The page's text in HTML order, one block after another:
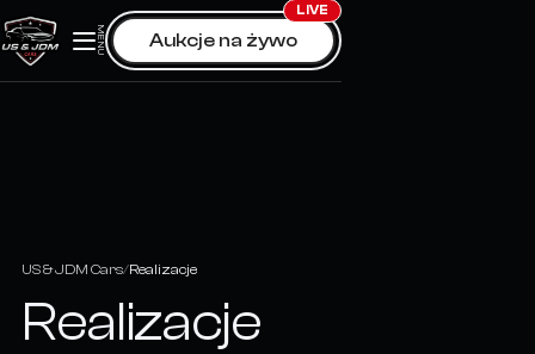
Skip
to
content
MENU Aukcje na żywo
LIVE
US & JDM Cars Realizacje
Realizacje